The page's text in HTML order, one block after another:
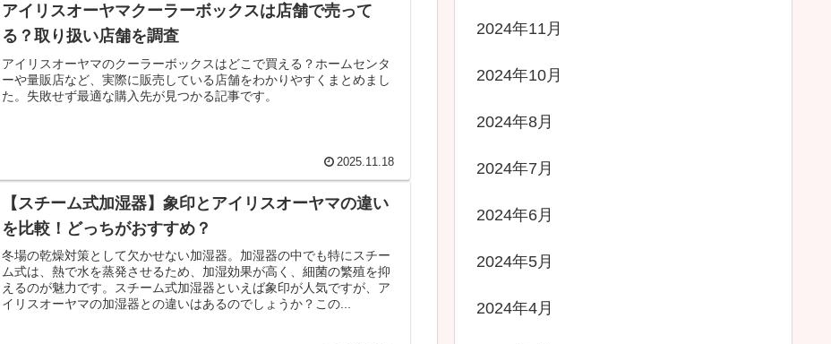
アイリスオーヤマクーラーボックスは店舗で売って
る？取り扱い店舗を調査
アイリスオーヤマのクーラーボックスはどこで買える？ホームセンタ
ーや量販店など、実際に販売している店舗をわかりやすくまとめまし
た。失敗せず最適な購入先が見つかる記事です。
2025.11.18
【スチーム式加湿器】象印とアイリスオーヤマの違い
を比較！どっちがおすすめ？
冬場の乾燥対策として欠かせない加湿器。加湿器の中でも特にスチー
ム式は、熱で水を蒸発させるため、加湿効果が高く、細菌の繁殖を抑
えるのが魅力です。スチーム式加湿器といえば象印が人気ですが、ア
イリスオーヤマの加湿器との違いはあるのでしょうか？この...
2024年11月
2024年10月
2024年8月
2024年7月
2024年6月
2024年5月
2024年4月